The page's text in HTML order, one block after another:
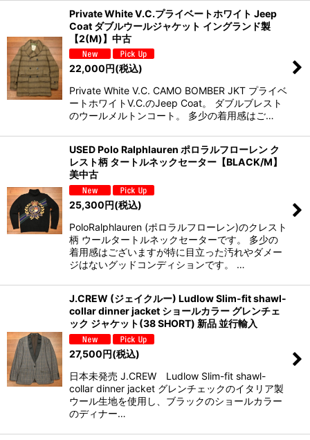
Private White V.C.プライベートホワイト Jeep
Coat ダブルウールジャケット イングランド製
【2(M)】中古
22,000円(税込)
Private White V.C. CAMO BOMBER JKT プライベ
ートホワイトV.C.のJeep Coat。 ダブルブレスト
のウールメルトンコート。 多少の着用感はご…
USED Polo Ralphlauren ポロラルフローレン ク
レスト柄 タートルネックセーター【BLACK/M】
美中古
25,300円(税込)
PoloRalphlauren (ポロラルフローレン)のクレスト
柄 ウールタートルネックセーターです。 多少の
着用感はございますが特に目立った汚れやダメー
ジはないグッドコンディションです。 …
J.CREW (ジェイクルー) Ludlow Slim-fit shawl-
collar dinner jacket ショールカラー グレンチェ
ック ジャケット(38 SHORT) 新品 並行輸入
27,500円(税込)
日本未発売 J.CREW Ludlow Slim-fit shawl-
collar dinner jacket グレンチェックのイタリア製
ウール生地を使用し、ブラックのショールカラー
のディナー…